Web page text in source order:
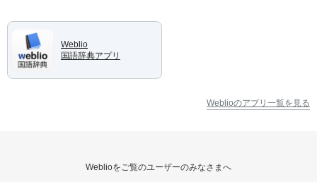
Weblio
国語辞典アプリ
Weblioのアプリ一覧を見る
Weblioをご覧のユーザーのみなさまへ